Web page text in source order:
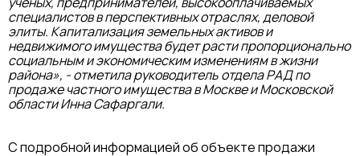
специалистов в перспективных отраслях, деловой
элиты. Капитализация земельных активов и
недвижимого имущества будет расти пропорционально
социальным и экономическим изменениям в жизни
района», - отметила руководитель отдела РАД по
продаже частного имущества в Москве и Московской
области Инна Сафаргали.
С подробной информацией об объекте продажи